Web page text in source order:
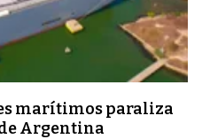
marítimos paraliza
Argentina